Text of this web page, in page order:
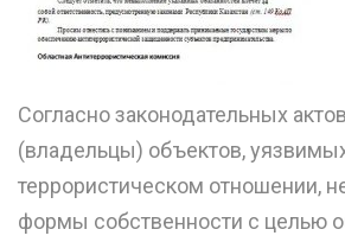
Согласно законодательных
(владельцы) объектов,
террористическом отношении,
формы собственности с целью